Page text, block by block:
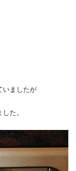
いましたが
た。